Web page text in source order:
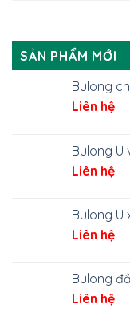
SẢN PHẨM MỚI
Bulong
Liên hệ
Bulong U
Liên hệ
Bulong U
Liên hệ
Bulong
Liên hệ